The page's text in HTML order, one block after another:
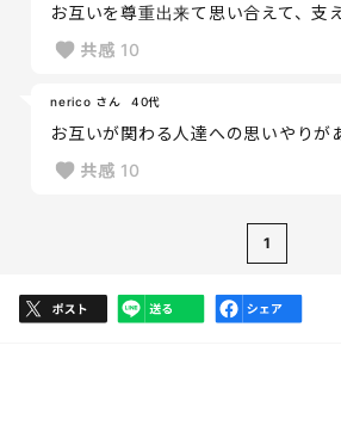
お互いを尊重出来て思い合えて、支
共感 10
nerico さん 40代
お互いが関わる人達への思いやりが
共感 10
1